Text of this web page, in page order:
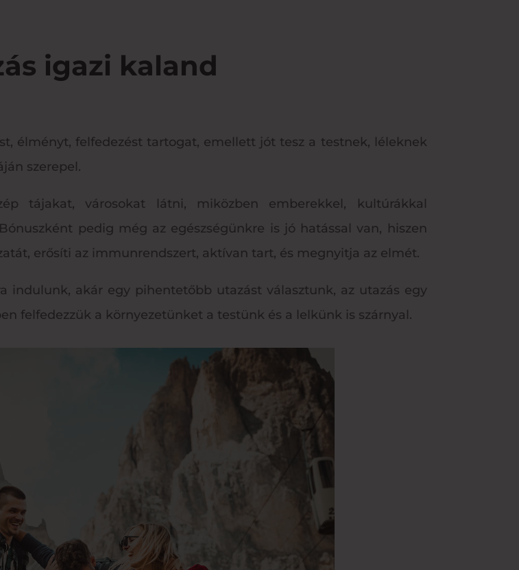
igazi kaland
élményt, felfedezést tartogat, emellett jót tesz a testnek, léleknek
szerepel.
tájakat, városokat látni, miközben emberekkel, kultúrákkal
pedig még az egészségünkre is jó hatással van, hiszen
erősíti az immunrendszert, aktívan tart, és megnyitja az elmét.
indulunk, akár egy pihentetőbb utazást választunk, az utazás egy
felfedezzük a környezetünket a testünk és a lelkünk is szárnyal.